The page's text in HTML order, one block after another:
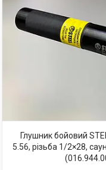
Глушник бойовий
5.56, різьба 1/2×28,